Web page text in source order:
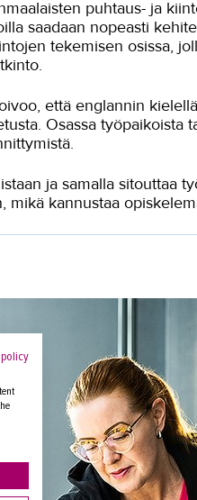
puhtaus- ja
saadaan nopeasti
tekemisen osissa,
että englannin
Osassa työpaikoista
ja samalla sitouttaa
kannustaa